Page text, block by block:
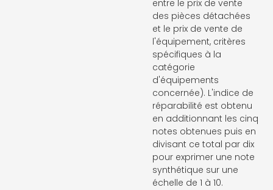
entre le prix de vente
des pièces détachées
et le prix de vente de
l'équipement, critères
spécifiques à la
catégorie
d'équipements
concernée). L'indice de
réparabilité est obtenu
en additionnant les cinq
notes obtenues puis en
divisant ce total par dix
pour exprimer une note
synthétique sur une
échelle de 1 à 10.